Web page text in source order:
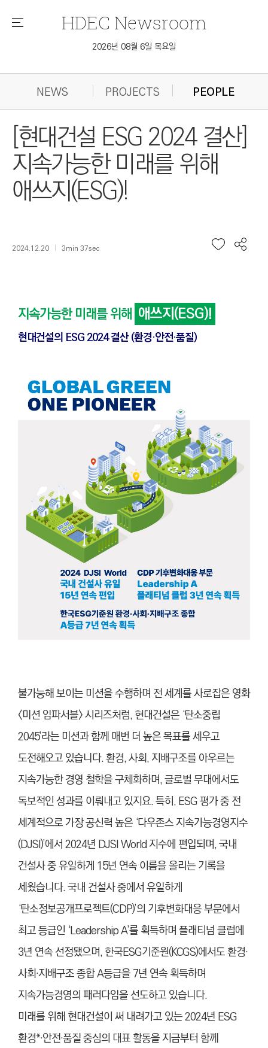
메
HDEC Newsroom
2026년 08월 6일 목요일
NEWS PROJECTS PEOPLE
[현대건설 ESG 2024 결산]
지속가능한 미래를 위해
애쓰지(ESG)!
2024.12.20 3min 37sec
지속가능한 미래를 위해 애쓰지(ESG)!
현대건설의 ESG 2024 결산 (환경·안전·품질)
불가능해 보이는 미션을 수행하며 전 세계를 사로잡은 영화
<미션 임파서블> 시리즈처럼, 현대건설은 ‘탄소중립
2045’라는 미션과 함께 매번 더 높은 목표를 세우고
도전해오고 있습니다. 환경, 사회, 지배구조를 아우르는
지속가능한 경영 철학을 구체화하며, 글로벌 무대에서도
독보적인 성과를 이뤄내고 있지요. 특히, ESG 평가 중 전
세계적으로 가장 공신력 높은 ‘다우존스 지속가능경영지수
(DJSI)’에서 2024년 DJSI World 지수에 편입되며, 국내
건설사 중 유일하게 15년 연속 이름을 올리는 기록을
세웠습니다. 국내 건설사 중에서 유일하게
‘탄소정보공개프로젝트(CDP)’의 기후변화대응 부문에서
최고 등급인 ‘Leadership A’를 획득하며 플래티넘 클럽에
3년 연속 선정됐으며, 한국ESG기준원(KCGS)에서도 환경·
사회·지배구조 종합 A등급을 7년 연속 획득하며
지속가능경영의 패러다임을 선도하고 있습니다.
미래를 위해 현대건설이 써 내려가고 있는 2024년 ESG
환경*·안전·품질 중심의 대표 활동을 지금부터 함께